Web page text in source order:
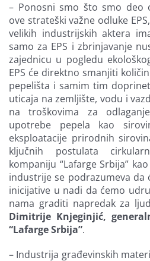
– Ponosni smo što smo deo
ove strateški važne odluke
velikih industrijskih aktera
samo za EPS i zbrinjavanje
zajednicu u pogledu
EPS će direktno smanjiti
pepelišta i samim tim
uticaja na zemljište, vodu i
na troškovima za
upotrebe pepela kao
eksploatacije prirodnih
ključnih postulata
kompaniju “Lafarge Srbija”
industrije se podrazumeva da
inicijative u nadi da ćemo
nama graditi napredak za
Dimitrije Knjeginjić,
“Lafarge Srbija”.
– Industrija građevinskih